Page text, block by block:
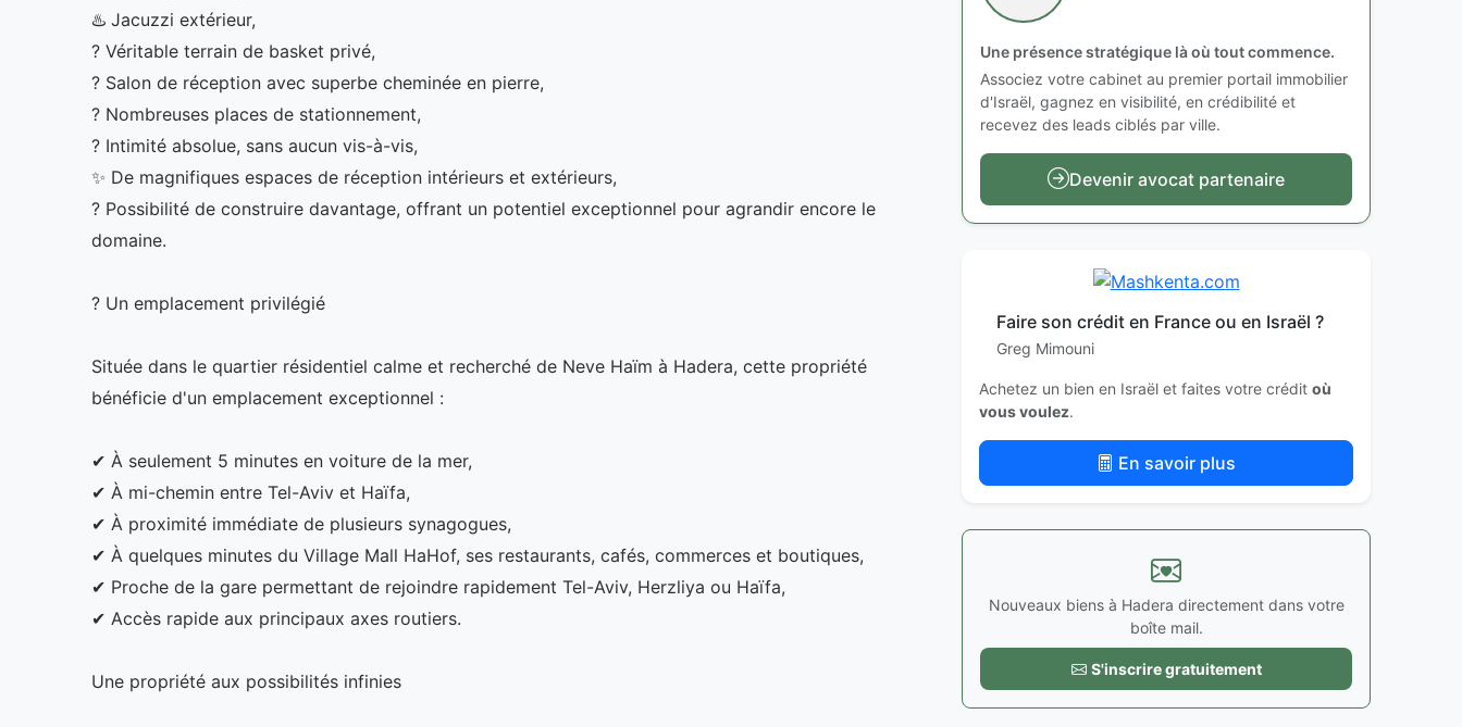
♨️ Jacuzzi extérieur,
? Véritable terrain de basket privé,
? Salon de réception avec superbe cheminée en pierre,
? Nombreuses places de stationnement,
? Intimité absolue, sans aucun vis-à-vis,
✨ De magnifiques espaces de réception intérieurs et extérieurs,
?️ Possibilité de construire davantage, offrant un potentiel exceptionnel pour agrandir encore le
domaine.
? Un emplacement privilégié
Située dans le quartier résidentiel calme et recherché de Neve Haïm à Hadera, cette propriété
bénéficie d'un emplacement exceptionnel :
✔ À seulement 5 minutes en voiture de la mer,
✔ À mi-chemin entre Tel-Aviv et Haïfa,
✔ À proximité immédiate de plusieurs synagogues,
✔ À quelques minutes du Village Mall HaHof, ses restaurants, cafés, commerces et boutiques,
✔ Proche de la gare permettant de rejoindre rapidement Tel-Aviv, Herzliya ou Haïfa,
✔ Accès rapide aux principaux axes routiers.
Une propriété aux possibilités infinies
Une présence stratégique là où tout commence.
Associez votre cabinet au premier portail immobilier
d'Israël, gagnez en visibilité, en crédibilité et
recevez des leads ciblés par ville.
Devenir avocat partenaire
Faire son crédit en France ou en Israël ?
Greg Mimouni
Achetez un bien en Israël et faites votre crédit où
vous voulez.
En savoir plus
Nouveaux biens à Hadera directement dans votre
boîte mail.
S'inscrire gratuitement